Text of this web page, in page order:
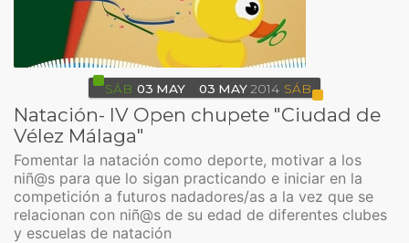
SÁB 03 MAY 03 MAY2014 SÁB
Natación- IV Open chupete "Ciudad de
Vélez Málaga"
Fomentar la natación como deporte, motivar a los
niñ@s para que lo sigan practicando e iniciar en la
competición a futuros nadadores/as a la vez que se
relacionan con niñ@s de su edad de diferentes clubes
y escuelas de natación